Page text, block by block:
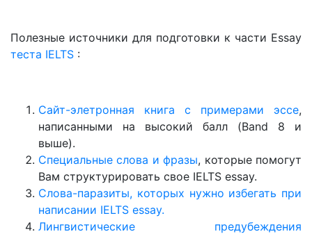
Полезные источники для подготовки к части Essay
теста IELTS :
Сайт-элетронная книга с примерами эссе,
написанными на высокий балл (Band 8 и
выше).
Специальные слова и фразы, которые помогут
Вам структурировать свое IELTS essay.
Слова-паразиты, которых нужно избегать при
написании IELTS essay.
Лингвистические предубеждения